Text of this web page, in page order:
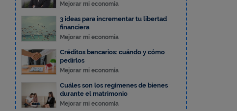
Mejorar mi economía
3 ideas para incrementar tu libertad
financiera
Mejorar mi economía
Créditos bancarios: cuándo y cómo
pedirlos
Mejorar mi economía
Cuáles son los regímenes de bienes
durante el matrimonio
Mejorar mi economía